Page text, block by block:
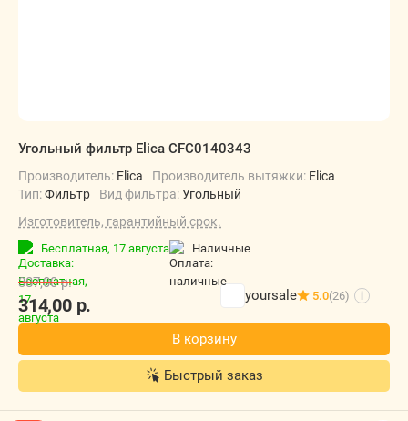
Угольный фильтр Elica CFC0140343
Производитель: Elica Производитель вытяжки: Elica
Тип:Фильтр Вид фильтра:Угольный
Изготовитель, гарантийный срок.
Бесплатная, 17 августа наличные
314,00р.
387,00р.
yoursale 5.0(26) i
В корзину
Быстрый заказ